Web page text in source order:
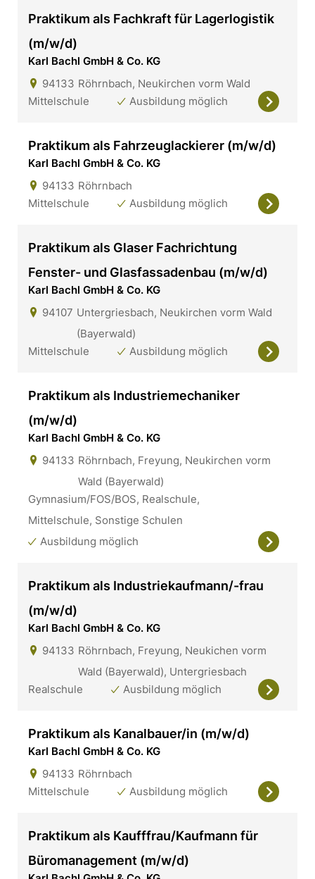
Praktikum als Fachkraft für Lagerlogistik
(m/w/d)
Karl Bachl GmbH & Co. KG
94133 Röhrnbach, Neukirchen vorm Wald
Mittelschule
Ausbildung möglich
Praktikum als Fahrzeuglackierer (m/w/d)
Karl Bachl GmbH & Co. KG
94133 Röhrnbach
Mittelschule
Ausbildung möglich
Praktikum als Glaser Fachrichtung
Fenster- und Glasfassadenbau (m/w/d)
Karl Bachl GmbH & Co. KG
94107 Untergriesbach, Neukirchen vorm Wald
(Bayerwald)
Mittelschule
Ausbildung möglich
Praktikum als Industriemechaniker
(m/w/d)
Karl Bachl GmbH & Co. KG
94133 Röhrnbach, Freyung, Neukirchen vorm
Wald (Bayerwald)
Gymnasium/FOS/BOS, Realschule,
Mittelschule, Sonstige Schulen
Ausbildung möglich
Praktikum als Industriekaufmann/-frau
(m/w/d)
Karl Bachl GmbH & Co. KG
94133 Röhrnbach, Freyung, Neukichen vorm
Wald (Bayerwald), Untergriesbach
Realschule
Ausbildung möglich
Praktikum als Kanalbauer/in (m/w/d)
Karl Bachl GmbH & Co. KG
94133 Röhrnbach
Mittelschule
Ausbildung möglich
Praktikum als Kaufffrau/Kaufmann für
Büromanagement (m/w/d)